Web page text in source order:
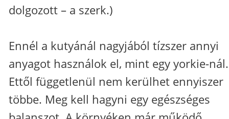
dolgozott – a szerk.)
Ennél a kutyánál nagyjából tízszer annyi
anyagot használok el, mint egy yorkie-nál.
Ettől függetlenül nem kerülhet ennyiszer
többe. Meg kell hagyni egy egészséges